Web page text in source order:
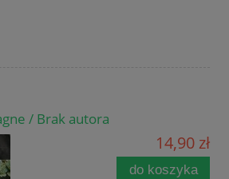
/ Brak autora
14,90 zł
do koszyka